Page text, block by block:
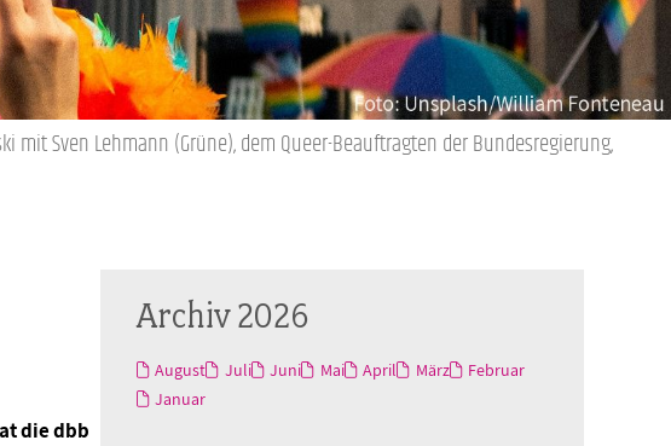
mit Sven Lehmann (Grüne), dem Queer-Beauftragten der Bundesregierung,
die dbb
Archiv 2026
August Juli Juni Mai April März
Februar
Januar